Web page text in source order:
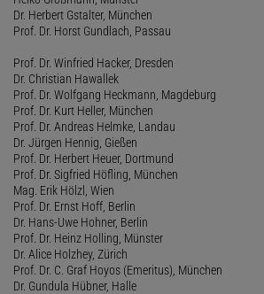
Dr. Herbert Gstalter, München
Prof. Dr. Horst Gundlach, Passau
Prof. Dr. Winfried Hacker, Dresden
Dr. Christian Hawallek
Prof. Dr. Wolfgang Heckmann, Magdeburg
Prof. Dr. Kurt Heller, München
Prof. Dr. Andreas Helmke, Landau
Dr. Jürgen Hennig, Gießen
Prof. Dr. Herbert Heuer, Dortmund
Prof. Dr. Sigfried Höfling, München
Mag. Erik Hölzl, Wien
Prof. Dr. Ernst Hoff, Berlin
Dr. Hans-Uwe Hohner, Berlin
Prof. Dr. Heinz Holling, Münster
Dr. Alice Holzhey, Zürich
Prof. Dr. C. Graf Hoyos (Emeritus), München
Dr. Gundula Hübner, Halle